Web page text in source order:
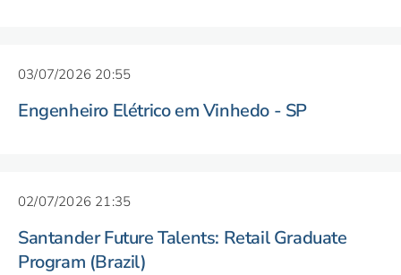
03/07/2026 20:55
Engenheiro Elétrico em Vinhedo - SP
02/07/2026 21:35
Santander Future Talents: Retail Graduate
Program (Brazil)